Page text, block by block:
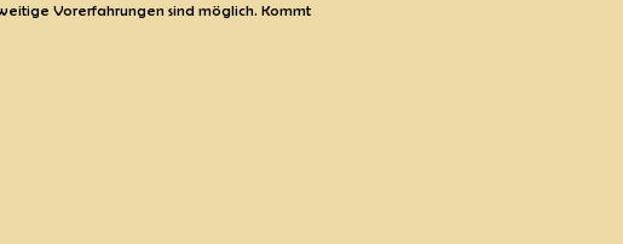
Vorerfahrungen sind möglich. Kommt